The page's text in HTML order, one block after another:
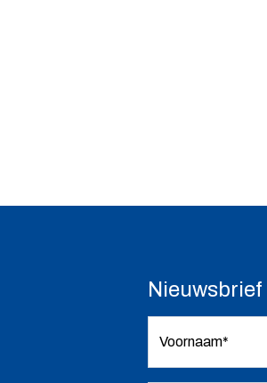
Nieuwsbrief
Voornaam*